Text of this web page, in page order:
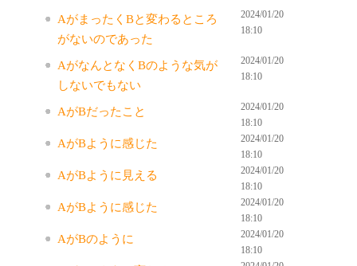
AがまったくBと変わるところ
がないのであった
2024/01/20
18:10
AがなんとなくBのような気が
しないでもない
2024/01/20
18:10
AがBだったこと
2024/01/20
18:10
AがBように感じた
2024/01/20
18:10
AがBように見える
2024/01/20
18:10
AがBように感じた
2024/01/20
18:10
AがBのように
2024/01/20
18:10